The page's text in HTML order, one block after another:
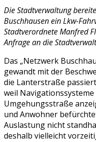
Die Stadtverwaltung
Buschhausen ein Lkw-
Stadtverordnete Manfred
Anfrage an die
Das „Netzwerk
gewandt mit der
die Lanterstraße
weil Navigationssysteme
Umgehungsstraße
und Anwohner
Auslastung nicht
deshalb vielleicht